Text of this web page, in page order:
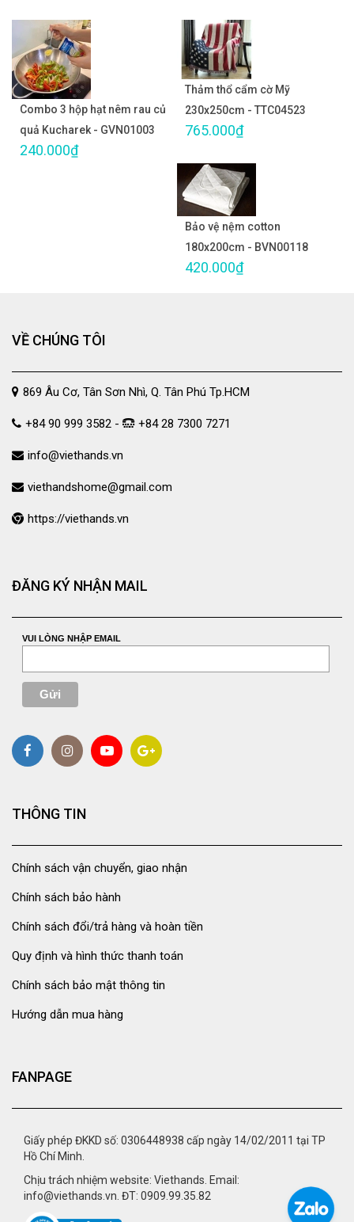
Combo 3 hộp hạt nêm rau củ
quả Kucharek - GVN01003
240.000₫
Thảm thổ cẩm cờ Mỹ
230x250cm - TTC04523
765.000₫
Bảo vệ nệm cotton
180x200cm - BVN00118
420.000₫
VỀ CHÚNG TÔI
869 Âu Cơ, Tân Sơn Nhì, Q. Tân Phú Tp.HCM
+84 90 999 3582 - +84 28 7300 7271
info@viethands.vn
viethandshome@gmail.com
https://viethands.vn
ĐĂNG KÝ NHẬN MAIL
VUI LÒNG NHẬP EMAIL
THÔNG TIN
Chính sách vận chuyển, giao nhận
Chính sách bảo hành
Chính sách đổi/trả hàng và hoàn tiền
Quy định và hình thức thanh toán
Chính sách bảo mật thông tin
Hướng dẫn mua hàng
FANPAGE
Giấy phép ĐKKD số: 0306448938 cấp ngày 14/02/2011 tại TP
Hồ Chí Minh.
Chịu trách nhiệm website: Viethands. Email:
info@viethands.vn. ĐT: 0909.99.35.82